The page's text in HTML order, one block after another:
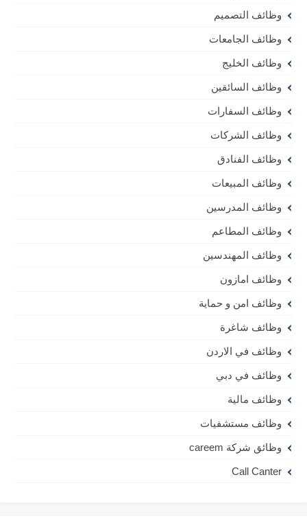
وظائف التصميم
وظائف الجامعات
وظائف الخليج
وظائف السائقين
وظائف السفارات
وظائف الشركات
وظائف الفنادق
وظائف المبيعات
وظائف المدرسين
وظائف المطاعم
وظائف المهندسين
وظائف امازون
وظائف امن و حماية
وظائف شاغرة
وظائف في الاردن
وظائف في دبي
وظائف مالية
وظائف مستشفيات
وظائق شركة careem
Call Canter